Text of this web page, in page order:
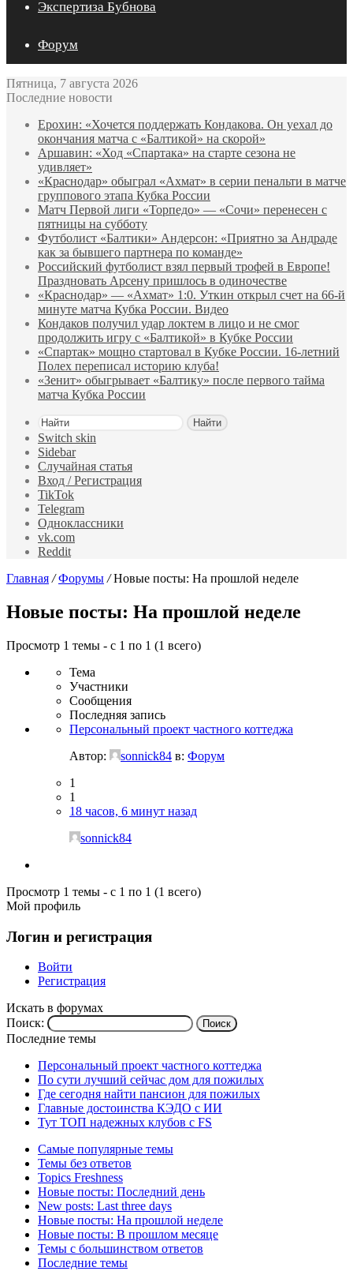
Экспертиза Бубнова
Форум
Пятница, 7 августа 2026
Последние новости
Ерохин: «Хочется поддержать Кондакова. Он уехал до
окончания матча с «Балтикой» на скорой»
Аршавин: «Ход «Спартака» на старте сезона не
удивляет»
«Краснодар» обыграл «Ахмат» в серии пенальти в матче
группового этапа Кубка России
Матч Первой лиги «Торпедо» — «Сочи» перенесен с
пятницы на субботу
Футболист «Балтики» Андерсон: «Приятно за Андраде
как за бывшего партнера по команде»
Российский футболист взял первый трофей в Европе!
Праздновать Арсену пришлось в одиночестве
«Краснодар» — «Ахмат» 1:0. Уткин открыл счет на 66‑й
минуте матча Кубка России. Видео
Кондаков получил удар локтем в лицо и не смог
продолжить игру с «Балтикой» в Кубке России
«Спартак» мощно стартовал в Кубке России. 16-летний
Полех переписал историю клуба!
«Зенит» обыгрывает «Балтику» после первого тайма
матча Кубка России
Найти
Switch skin
Sidebar
Случайная статья
Вход / Регистрация
TikTok
Telegram
Одноклассники
vk.com
Reddit
Главная / Форумы / Новые посты: На прошлой неделе
Новые посты: На прошлой неделе
Просмотр 1 темы - с 1 по 1 (1 всего)
Тема
Участники
Сообщения
Последняя запись
Персональный проект частного коттеджа
Автор:
sonnick84 в: Форум
1
1
18 часов, 6 минут назад
sonnick84
Просмотр 1 темы - с 1 по 1 (1 всего)
Мой профиль
Логин и регистрация
Войти
Регистрация
Искать в форумах
Поиск:
Последние темы
Персональный проект частного коттеджа
По сути лучший сейчас дом для пожилых
Где сегодня найти пансион для пожилых
Главные достоинства КЭДО с ИИ
Тут ТОП надежных клубов с FS
Самые популярные темы
Темы без ответов
Topics Freshness
Новые посты: Последний день
New posts: Last three days
Новые посты: На прошлой неделе
Новые посты: В прошлом месяце
Темы с большинством ответов
Последние темы